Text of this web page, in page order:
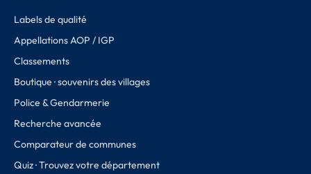
Labels de qualité
Appellations AOP / IGP
Classements
Boutique · souvenirs des villages
Police & Gendarmerie
Recherche avancée
Comparateur de communes
Quiz · Trouvez votre département